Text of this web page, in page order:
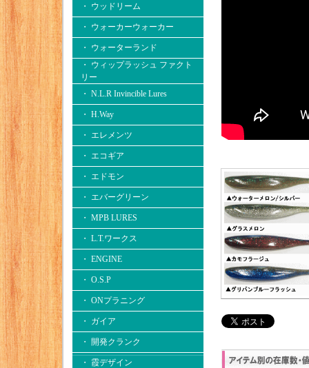
・ ウッドリーム
・ ウォーカーウォーカー
・ ウォーターランド
・ ウィップラッシュ ファクト
リー
・ N.L.R Invincible Lures
・ H.Way
・ エレメンツ
・ エコギア
・ エドモン
・ エバーグリーン
・ MPB LURES
・ L.T.ワークス
・ ENGINE
・ O.S.P
・ ONプラニング
・ ガイア
・ 開発クランク
・ 霞デザイン